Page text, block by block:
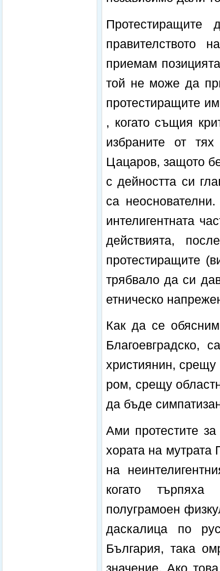
приемам
той не може да
протестиращите
, когато същия
избраните от
Цацаров, защото
с дейността си
са
интелигентната
действията,
протестиращите
трябвало да си
етническо
Как да се
християнин,
ром, срещу
да бъде
Ами протестите
хората на мутрата
на
когато
полуграмоен
даскалица по
България, така
значение. Ако